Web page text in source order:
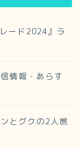
ード2024』ラ
情報・あらす
とグクの2人旅